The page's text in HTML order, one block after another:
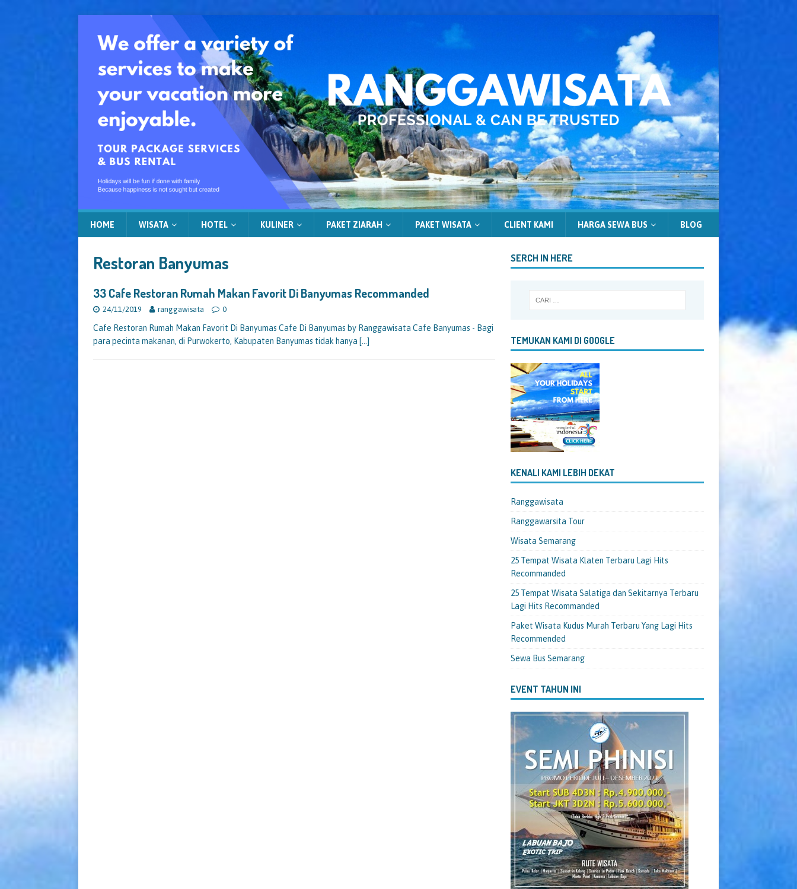
HOME WISATA HOTEL KULINER PAKET ZIARAH PAKET WISATA CLIENT KAMI HARGA SEWA BUS BLOG
Restoran Banyumas
33 Cafe Restoran Rumah Makan Favorit Di Banyumas Recommanded
24/11/2019 ranggawisata 0
Cafe Restoran Rumah Makan Favorit Di Banyumas Cafe Di Banyumas by Ranggawisata Cafe Banyumas - Bagi
para pecinta makanan, di Purwokerto, Kabupaten Banyumas tidak hanya […]
SERCH IN HERE
TEMUKAN KAMI DI GOOGLE
KENALI KAMI LEBIH DEKAT
Ranggawisata
Ranggawarsita Tour
Wisata Semarang
25 Tempat Wisata Klaten Terbaru Lagi Hits
Recommanded
25 Tempat Wisata Salatiga dan Sekitarnya Terbaru
Lagi Hits Recommanded
Paket Wisata Kudus Murah Terbaru Yang Lagi Hits
Recommended
Sewa Bus Semarang
EVENT TAHUN INI